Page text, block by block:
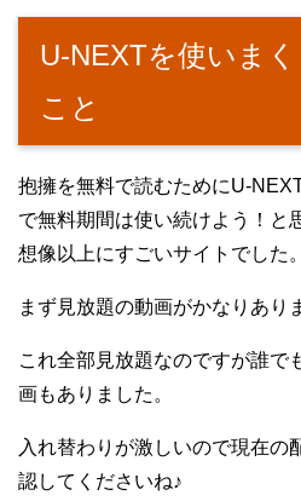
U-NEXTを使いま
こと
抱擁を無料で読むためにU-
で無料期間は使い続けよう！と
想像以上にすごいサイトでした。
まず見放題の動画がかなりあり
これ全部見放題なのですが誰で
画もありました。
入れ替わりが激しいので現在の
認してくださいね♪